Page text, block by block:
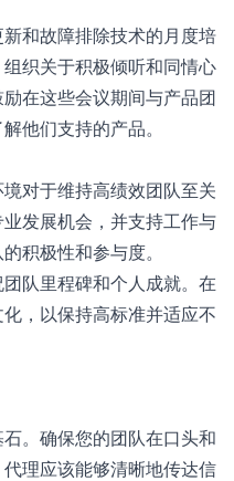
和故障排除技术的月度培
织关于积极倾听和同情心
在这些会议期间与产品团
他们支持的产品。
对于维持高绩效团队至关
发展机会，并支持工作与
积极性和参与度。
队里程碑和个人成就。在
，以保持高标准并适应不
。确保您的团队在口头和
理应该能够清晰地传达信